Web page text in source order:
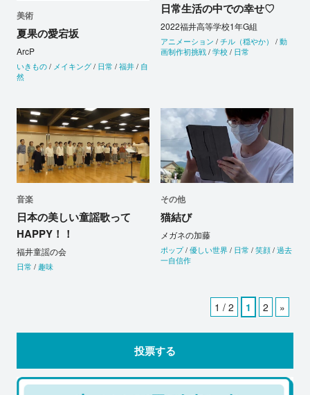
美術
夏果の愛宕坂
ArcP
いきもの/ メイキング/ 日常 /福井/ 自
然
日常生活の中での幸せ♡
2022福井高等学校1年G組
アニメーション /チル（穏やか） /動
画制作初挑戦/学校/ 日常
音楽
日本の美しい童謡歌って
HAPPY！！
福井童謡の会
日常 /趣味
その他
猫結び
メガネの加藤
ポップ/優しい世界/ 日常 /笑顔/過去
一自信作
1 / 2 1 2 »
投票する